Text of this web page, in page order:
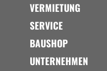
VERMIETUNG
SERVICE
BAUSHOP
UNTERNEHMEN